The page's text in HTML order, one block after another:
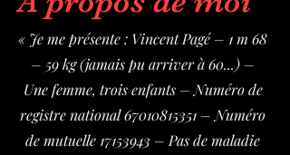
« Je me présente : Vincent Pagé – 1 m 68
– 59 kg (jamais pu arriver à 60...) –
Une femme, trois enfants – Numéro de
registre national67010815351 – Numéro
de mutuelle 17153943 – Pas de maladie